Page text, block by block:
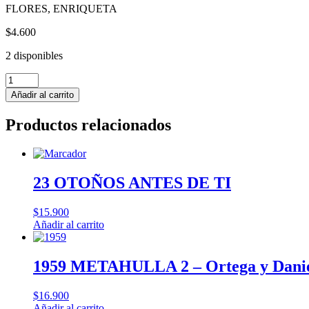
FLORES, ENRIQUETA
$4.600
2 disponibles
CASI,
CASI
PRIMOS,
cantidad
Añadir al carrito
Productos relacionados
23 OTOÑOS ANTES DE TI
$15.900
Añadir al carrito
1959 METAHULLA 2 – Ortega y
$16.900